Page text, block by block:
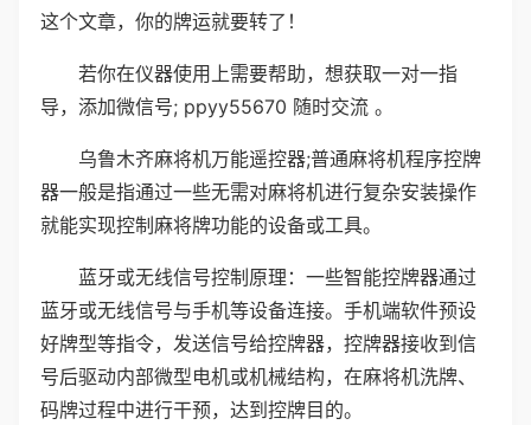
这个文章，你的牌运就要转了！
若你在仪器使用上需要帮助，想获取一对一指
导，添加微信号; ppyy55670 随时交流 。
乌鲁木齐麻将机万能遥控器;普通麻将机程序控牌
器一般是指通过一些无需对麻将机进行复杂安装操作
就能实现控制麻将牌功能的设备或工具。
蓝牙或无线信号控制原理：一些智能控牌器通过
蓝牙或无线信号与手机等设备连接。手机端软件预设
好牌型等指令，发送信号给控牌器，控牌器接收到信
号后驱动内部微型电机或机械结构，在麻将机洗牌、
码牌过程中进行干预，达到控牌目的。